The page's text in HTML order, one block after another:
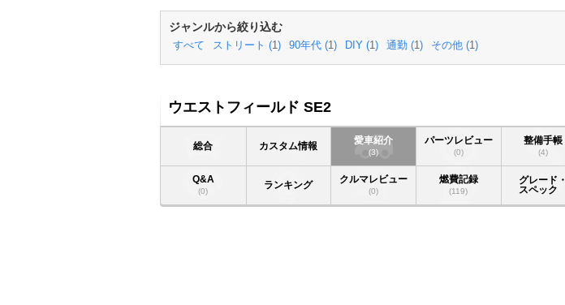
ジャンルから絞り込む
すべて ストリート (1 ) 90年代 (1 ) DIY (1 ) 通勤 (1 ) その他 (1 )
ウエストフィールド SE2
総合 カスタム情報
愛車紹介
(3)
パーツレビュー
(0)
整備手帳
(4)
Q&A
(0) ランキング
クルマレビュー
(0)
燃費記録
(119)
グレード・
スペック